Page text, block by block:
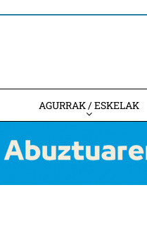
AGURRAK / ESKELAK